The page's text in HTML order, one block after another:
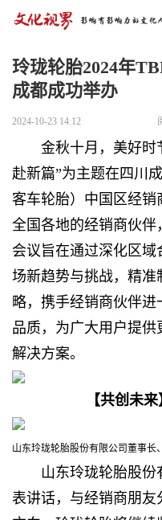
玲珑轮胎2024年
成都成功举办
2024-10-23 14:12
金秋十月，美好时
赴新篇”为主题在四川
客车轮胎）中国区经销
全国各地的经销商伙伴
会议旨在通过深化区域
场新趋势与挑战，精准
略，携手经销商伙伴
品质，为广大用户提供
解决方案。
【共创未
山东玲珑轮胎股份有限公司董事长
山东玲珑轮胎股
表讲话，与经销商朋